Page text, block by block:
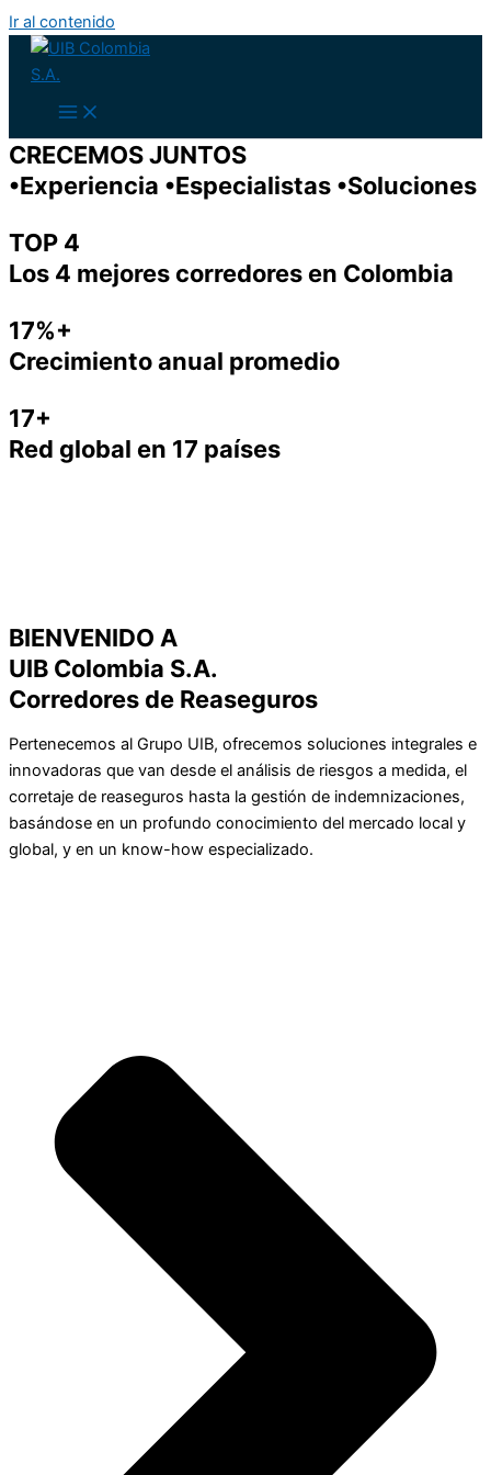
Ir al contenido
CRECEMOS JUNTOS
•Experiencia •Especialistas •Soluciones
TOP 4
Los 4 mejores corredores en Colombia
17%+
Crecimiento anual promedio
17+
Red global en 17 países
BIENVENIDO A
UIB Colombia S.A.
Corredores de Reaseguros
Pertenecemos al Grupo UIB, ofrecemos soluciones integrales e
innovadoras que van desde el análisis de riesgos a medida, el
corretaje de reaseguros hasta la gestión de indemnizaciones,
basándose en un profundo conocimiento del mercado local y
global, y en un know-how especializado.